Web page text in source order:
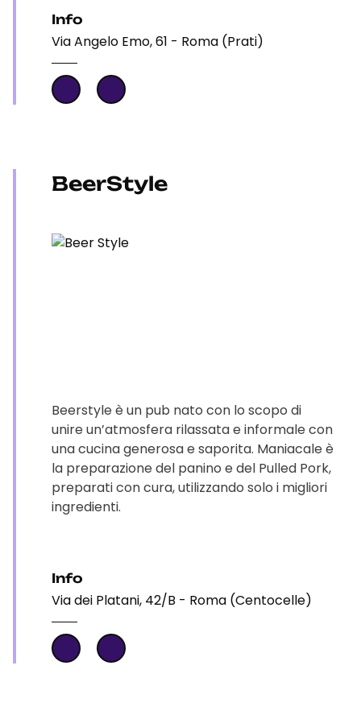
Info
Via Angelo Emo, 61 - Roma (Prati)
BeerStyle
Beerstyle è un pub nato con lo scopo di
unire un’atmosfera rilassata e informale con
una cucina generosa e saporita. Maniacale è
la preparazione del panino e del Pulled Pork,
preparati con cura, utilizzando solo i migliori
ingredienti.
Info
Via dei Platani, 42/B - Roma (Centocelle)